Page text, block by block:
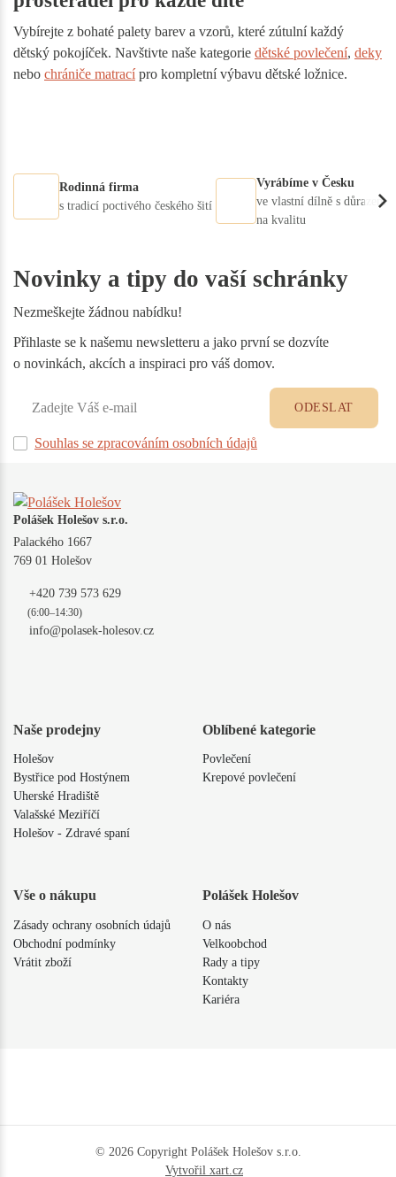
Vybírejte z bohaté palety barev a vzorů, které zútulní každý
dětský pokojíček. Navštivte naše kategorie dětské povlečení, deky
nebo chrániče matracípro kompletní výbavu dětské ložnice.
Rodinná firma
s tradicí poctivého českého šití
Vyrábíme v Česku
ve vlastní dílně s důrazem
na kvalitu
Novinky a tipy do vaší schránky
Nezmeškejte žádnou nabídku!
Přihlaste se k našemu newsletteru a jako první se dozvíte
o novinkách, akcích a inspiraci pro váš domov.
Souhlas se zpracováním osobních údajů
ODESLAT
Polášek Holešov s.r.o.
Palackého 1667
769 01 Holešov
+420 739 573 629
(6:00–14:30)
info@polasek-holesov.cz
Naše prodejny
Holešov
Bystřice pod Hostýnem
Uherské Hradiště
Valašské Meziříčí
Holešov - Zdravé spaní
Oblíbené kategorie
Povlečení
Krepové povlečení
Vše o nákupu
Zásady ochrany osobních údajů
Obchodní podmínky
Vrátit zboží
Polášek Holešov
O nás
Velkoobchod
Rady a tipy
Kontakty
Kariéra
© 2026 Copyright Polášek Holešov s.r.o.
Vytvořil xart.cz